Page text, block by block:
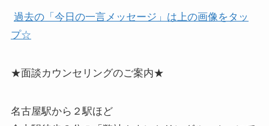
過去の「今日の一言メッセージ」は上の画像をタッ
プ☆
★面談カウンセリングのご案内★
名古屋駅から２駅ほど